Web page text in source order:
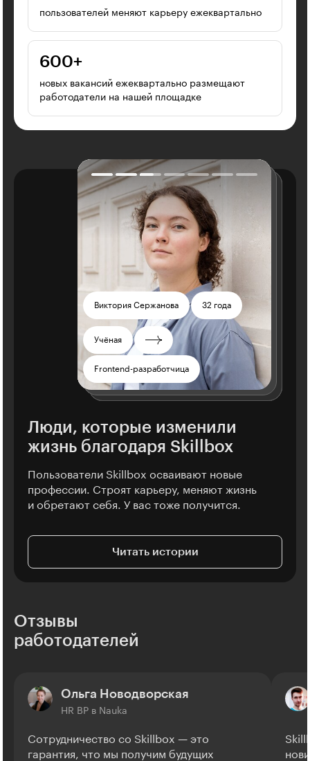
пользователей меняют карьеру ежеквартально
600⁠+
новых вакансий ежеквартально размещают
работодатели на нашей площадке
Александр Жигалов 23 года
Студент Продюсер
Светлана Макарова 43 года
Металлург
Тестировщица
Любовь Потапкина 30 лет
Юрист
Менеджер проектов
Михаил Булгаков 32 года
Тренер
SEO-специалист
Валентина Котельникова 30 лет
Переводчица
UX-дизайнер
Динара Хисметуллова 32 года
Менеджер Дизайнер
Виктория Сержанова 32 года
Учёная
Frontend-разработчица
Люди, которые изменили
жизнь благодаря Skillbox
Пользователи Skillbox осваивают новые
профессии. Строят карьеру, меняют жизнь
и обретают себя. У вас тоже получится.
Читать истории
Отзывы
работодателей
Ольга Новодворская
HR BP в Nauka
Сотрудничество со Skillbox — это
гарантия, что мы получим будущих